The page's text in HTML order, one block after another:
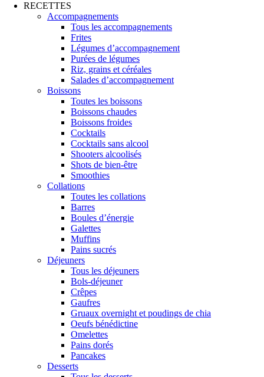
RECETTES
Accompagnements
Tous les accompagnements
Frites
Légumes d’accompagnement
Purées de légumes
Riz, grains et céréales
Salades d’accompagnement
Boissons
Toutes les boissons
Boissons chaudes
Boissons froides
Cocktails
Cocktails sans alcool
Shooters alcoolisés
Shots de bien-être
Smoothies
Collations
Toutes les collations
Barres
Boules d’énergie
Galettes
Muffins
Pains sucrés
Déjeuners
Tous les déjeuners
Bols-déjeuner
Crêpes
Gaufres
Gruaux overnight et poudings de chia
Oeufs bénédictine
Omelettes
Pains dorés
Pancakes
Desserts